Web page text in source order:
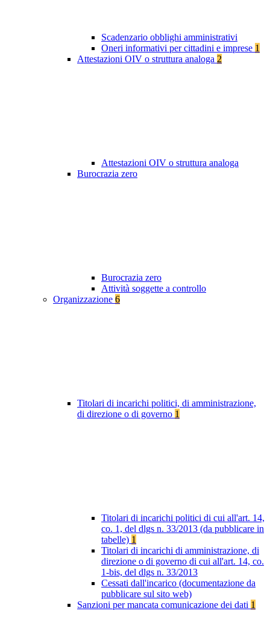
Scadenzario obblighi amministrativi
Oneri informativi per cittadini e imprese 1
Attestazioni OIV o struttura analoga 2
Attestazioni OIV o struttura analoga
Burocrazia zero
Burocrazia zero
Attività soggette a controllo
Organizzazione 6
Titolari di incarichi politici, di amministrazione,
di direzione o di governo 1
Titolari di incarichi politici di cui all'art. 14,
co. 1, del dlgs n. 33/2013 (da pubblicare in
tabelle) 1
Titolari di incarichi di amministrazione, di
direzione o di governo di cui all'art. 14, co.
1-bis, del dlgs n. 33/2013
Cessati dall'incarico (documentazione da
pubblicare sul sito web)
Sanzioni per mancata comunicazione dei dati 1